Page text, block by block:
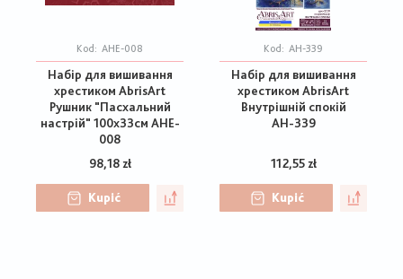
Kod: AHE-008
Набір для вишивання
хрестиком AbrisArt
Рушник "Пасхальний
настрій" 100х33см AHE-
008
98,18 zł
Kupić
Kod: АН-339
Набір для вишивання
хрестиком AbrisArt
Внутрішній спокій
АН-339
112,55 zł
Kupić